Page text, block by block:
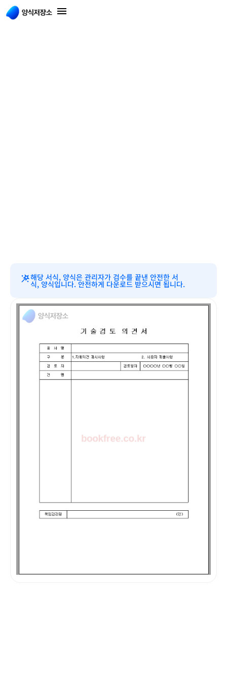
해당 서식, 양식은 관리자가 검수를 끝낸 안전한 서
식, 양식입니다. 안전하게 다운로드 받으시면 됩니다.